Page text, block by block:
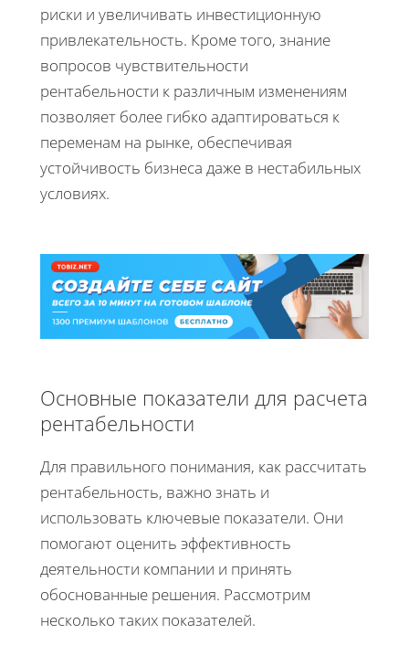
риски и увеличивать инвестиционную
привлекательность. Кроме того, знание
вопросов чувствительности
рентабельности к различным изменениям
позволяет более гибко адаптироваться к
переменам на рынке, обеспечивая
устойчивость бизнеса даже в нестабильных
условиях.
Основные показатели для расчета
рентабельности
Для правильного понимания, как рассчитать
рентабельность, важно знать и
использовать ключевые показатели. Они
помогают оценить эффективность
деятельности компании и принять
обоснованные решения. Рассмотрим
несколько таких показателей.